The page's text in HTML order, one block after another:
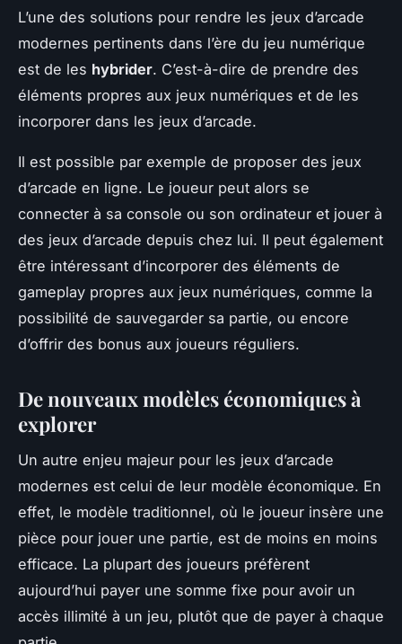
L’une des solutions pour rendre les jeux d’arcade
modernes pertinents dans l’ère du jeu numérique
est de les hybrider. C’est-à-dire de prendre des
éléments propres aux jeux numériques et de les
incorporer dans les jeux d’arcade.
Il est possible par exemple de proposer des jeux
d’arcade en ligne. Le joueur peut alors se
connecter à sa console ou son ordinateur et jouer à
des jeux d’arcade depuis chez lui. Il peut également
être intéressant d’incorporer des éléments de
gameplay propres aux jeux numériques, comme la
possibilité de sauvegarder sa partie, ou encore
d’offrir des bonus aux joueurs réguliers.
De nouveaux modèles économiques à
explorer
Un autre enjeu majeur pour les jeux d’arcade
modernes est celui de leur modèle économique. En
effet, le modèle traditionnel, où le joueur insère une
pièce pour jouer une partie, est de moins en moins
efficace. La plupart des joueurs préfèrent
aujourd’hui payer une somme fixe pour avoir un
accès illimité à un jeu, plutôt que de payer à chaque